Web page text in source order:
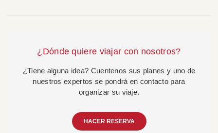
¿Dónde quiere viajar con nosotros?
¿Tiene alguna idea? Cuentenos sus planes y uno de
nuestros expertos se pondrá en contacto para
organizar su viaje.
HACER RESERVA